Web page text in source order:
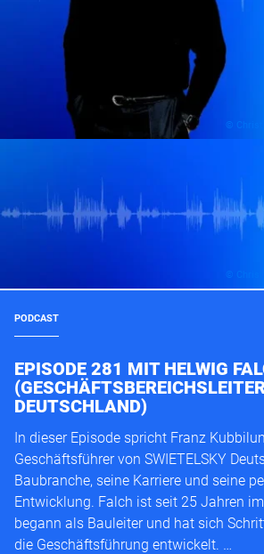
©
©
PODCAST
EPISODE 281 MIT HELWIG
DEUTSCHLAND)
In dieser Episode spricht Franz
Geschäftsführer von SWIETELSKY
Baubranche, seine Karriere und seine
Entwicklung. Falch ist seit 25 Jahren
begann als Bauleiter und hat sich
die Geschäftsführung entwickelt. …